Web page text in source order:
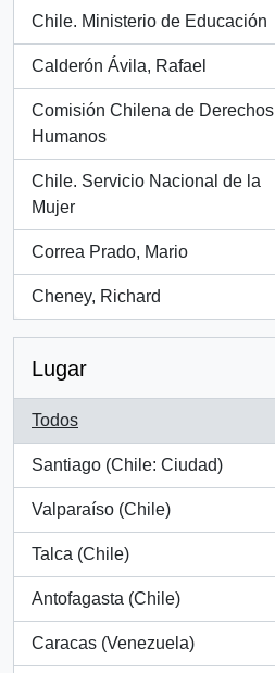
Chile. Ministerio de Educación
, 1 resultados
Calderón Ávila, Rafael
, 1 resultados
Comisión Chilena de Derechos
Humanos
, 1 resultados
Chile. Servicio Nacional de la
Mujer
, 1 resultados
Correa Prado, Mario
, 1 resultados
Cheney, Richard
, 1 resultados
Lugar
Todos
Santiago (Chile: Ciudad)
, 394 resultados
Valparaíso (Chile)
, 149 resultados
Talca (Chile)
, 13 resultados
Antofagasta (Chile)
, 10 resultados
Caracas (Venezuela)
, 9 resultados